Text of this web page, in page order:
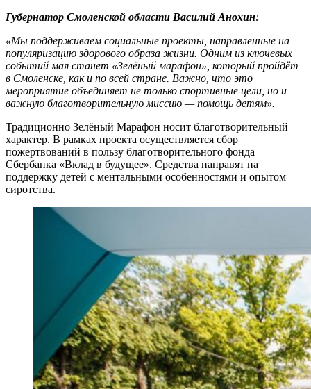
Губернатор Смоленской области Василий Анохин:
«Мы поддерживаем социальные проекты, направленные на
популяризацию здорового образа жизни. Одним из ключевых
событий мая станет «Зелёный марафон», который пройдёт
в Смоленске, как и по всей стране. Важно, что это
мероприятие объединяет не только спортивные цели, но и
важную благотворительную миссию — помощь детям».
Традиционно Зелёный Марафон носит благотворительный
характер. В рамках проекта осуществляется сбор
пожертвований в пользу благотворительного фонда
Сбербанка «Вклад в будущее». Средства направят на
поддержку детей с ментальными особенностями и опытом
сиротства.